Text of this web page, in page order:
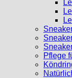
Pflege